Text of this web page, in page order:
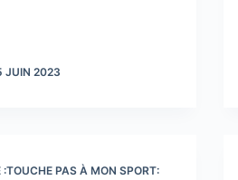
JUIN 2023
PAS À MON SPORT: